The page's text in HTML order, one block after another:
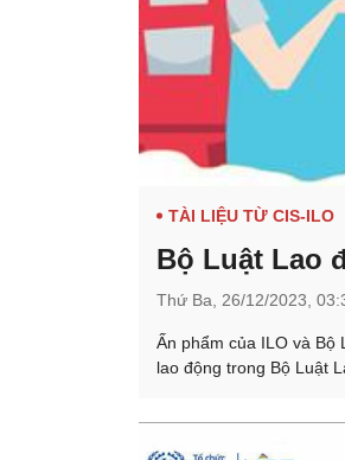
TÀI LIỆU TỪ CIS-ILO
Bộ Luật Lao
Thứ Ba, 26/12/2023,
Ấn phẩm của ILO và Bộ
lao động trong Bộ Luật